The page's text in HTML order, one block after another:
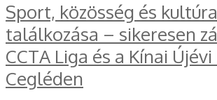
Sport, közösség és kultúra
találkozása – sikeresen
CCTA Liga és a Kínai
Cegléden